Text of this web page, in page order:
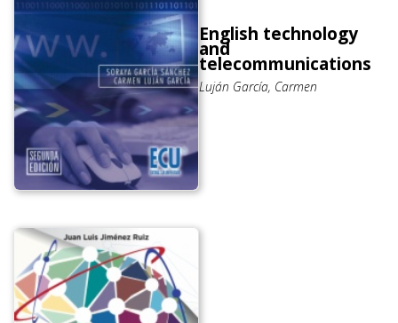
English technology
and
telecommunications
Luján García, Carmen